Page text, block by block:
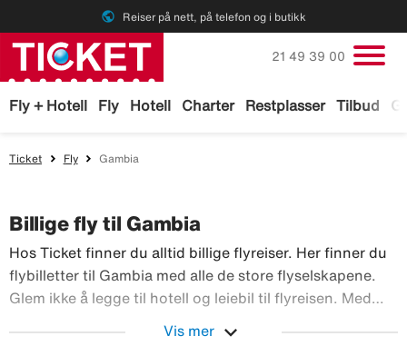
public Reiser på nett, på telefon og i butikk
Fly + Hotell Fly Hotell Charter Restplasser Tilbud
Ring oss på
21 49 39 00
Ticket Fly Gambia
Billige fly til Gambia
Hos Ticket finner du alltid billige flyreiser. Her finner du
flybilletter til Gambia med alle de store flyselskapene.
Glem ikke å legge til hotell og leiebil til flyreisen. Med
Vis mer expand_more